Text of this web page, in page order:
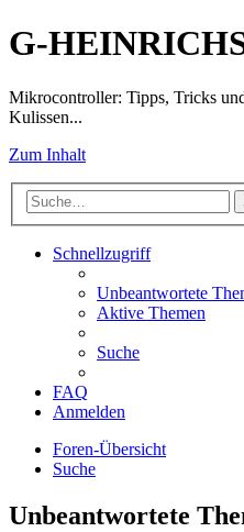
G-
Mikrocontroller: Tipps, Tricks
Kulissen...
Zum Inhalt
Schnellzugriff
Unbeantwortete
Aktive Themen
Suche
FAQ
Anmelden
Foren-Übersicht
Suche
Unbeantwortete